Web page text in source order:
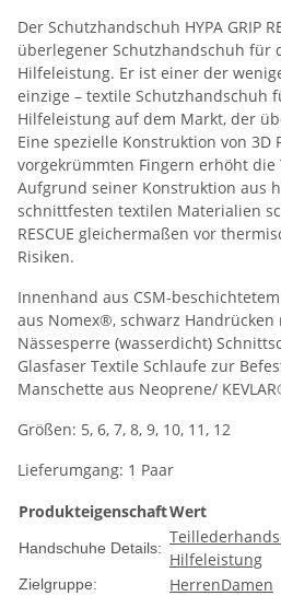
Der Schutzhandschuh HYPA GRIP
überlegener Schutzhandschuh für
Hilfeleistung. Er ist einer der
einzige – textile Schutzhandschuh
Hilfeleistung auf dem Markt, der
Eine spezielle Konstruktion von 3D
vorgekrümmten Fingern erhöht
Aufgrund seiner Konstruktion aus
schnittfesten textilen Materialien
RESCUE gleichermaßen vor
Risiken.
Innenhand aus CSM-
aus Nomex®, schwarz Handrücken
Nässesperre (wasserdicht)
Glasfaser Textile Schlaufe zur
Manschette aus Neoprene/
Größen: 5, 6, 7, 8, 9, 10, 11, 12
Lieferumgang: 1 Paar
ProdukteigenschaftWert
Handschuhe Details:
Hilfeleistung
Zielgruppe: HerrenDamen